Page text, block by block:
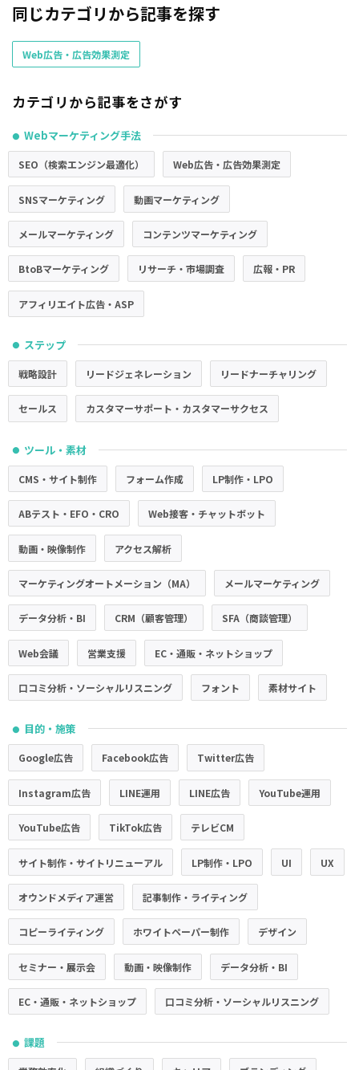
同じカテゴリから記事を探す
Web広告・広告効果測定
カテゴリから記事をさがす
● Webマーケティング手法
SEO（検索エンジン最適化） Web広告・広告効果測定
SNSマーケティング 動画マーケティング
メールマーケティング コンテンツマーケティング
BtoBマーケティング リサーチ・市場調査 広報・PR
アフィリエイト広告・ASP
● ステップ
戦略設計 リードジェネレーション リードナーチャリング
セールス カスタマーサポート・カスタマーサクセス
● ツール・素材
CMS・サイト制作 フォーム作成 LP制作・LPO
ABテスト・EFO・CRO Web接客・チャットボット
動画・映像制作 アクセス解析
マーケティングオートメーション（MA） メールマーケティング
データ分析・BI CRM（顧客管理） SFA（商談管理）
Web会議 営業支援 EC・通販・ネットショップ
口コミ分析・ソーシャルリスニング フォント 素材サイト
● 目的・施策
Google広告 Facebook広告 Twitter広告
Instagram広告 LINE運用 LINE広告 YouTube運用
YouTube広告 TikTok広告 テレビCM
サイト制作・サイトリニューアル LP制作・LPO UI UX
オウンドメディア運営 記事制作・ライティング
コピーライティング ホワイトペーパー制作 デザイン
セミナー・展示会 動画・映像制作 データ分析・BI
EC・通販・ネットショップ 口コミ分析・ソーシャルリスニング
● 課題